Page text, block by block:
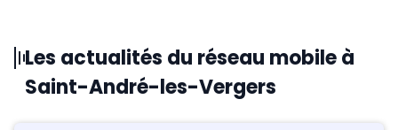
Les actualités du réseau mobile à
Saint-André-les-Vergers